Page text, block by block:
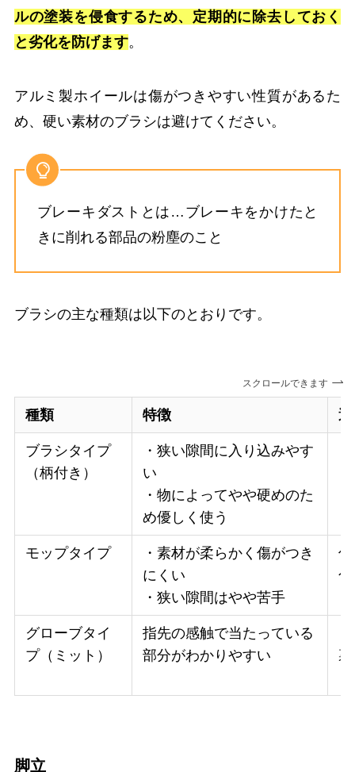
ルの塗装を侵食するため、定期的に除去しておく
と劣化を防げます。
アルミ製ホイールは傷がつきやすい性質があるた
め、硬い素材のブラシは避けてください。
ブレーキダストとは…ブレーキをかけたと
きに削れる部品の粉塵のこと
ブラシの主な種類は以下のとおりです。
スクロールできます
種類 特徴
ブラシタイプ
（柄付き）
・狭い隙間に入り込みやす
い
・物によってやや硬めのた
め優しく使う
モップタイプ
・素材が柔らかく傷がつき
にくい
・狭い隙間はやや苦手
グローブタイ
プ（ミット）
指先の感触で当たっている
部分がわかりやすい
脚立